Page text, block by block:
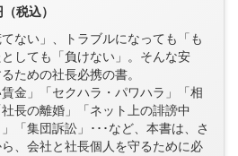
税込）
ない」、トラブルになっても「も
しても「負けない」。そんな安
ための社長必携の書。
賃金」「セクハラ・パワハラ」「相
長の離婚」「ネット上の誹謗中
「集団訴訟」･･･など、本書は、さ
、会社と社長個人を守るために必